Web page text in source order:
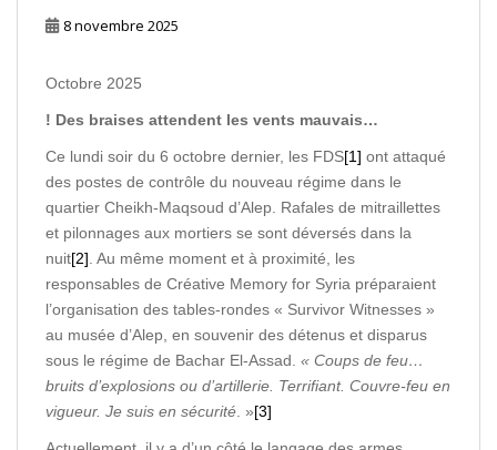
8 novembre 2025
Octobre 2025
! Des braises attendent les vents mauvais…
Ce lundi soir du 6 octobre dernier, les FDS[1] ont attaqué
des postes de contrôle du nouveau régime dans le
quartier Cheikh-Maqsoud d’Alep. Rafales de mitraillettes
et pilonnages aux mortiers se sont déversés dans la
nuit[2]. Au même moment et à proximité, les
responsables de Créative Memory for Syria préparaient
l’organisation des tables-rondes « Survivor Witnesses »
au musée d’Alep, en souvenir des détenus et disparus
sous le régime de Bachar El-Assad. « Coups de feu…
bruits d’explosions ou d’artillerie. Terrifiant. Couvre-feu en
vigueur. Je suis en sécurité. »[3]